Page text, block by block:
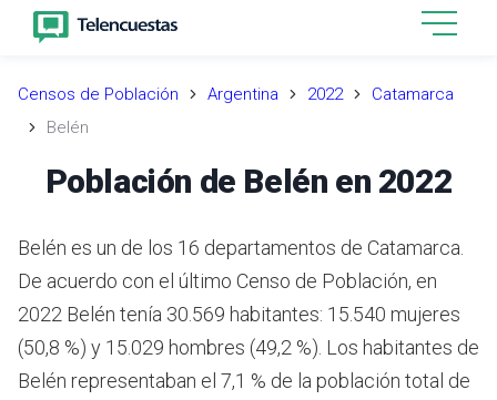
Censos de Población Argentina 2022
Catamarca
Belén
Población de Belén en 2022
Belén es un de los 16 departamentos de Catamarca.
De acuerdo con el último Censo de Población, en
2022 Belén tenía 30.569 habitantes: 15.540 mujeres
(50,8 %) y 15.029 hombres (49,2 %). Los habitantes de
Belén representaban el 7,1 % de la población total de